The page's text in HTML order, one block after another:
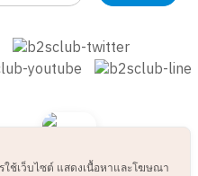
ใช้เว็บไซต์ แสดงเนื้อหาและโฆษณา